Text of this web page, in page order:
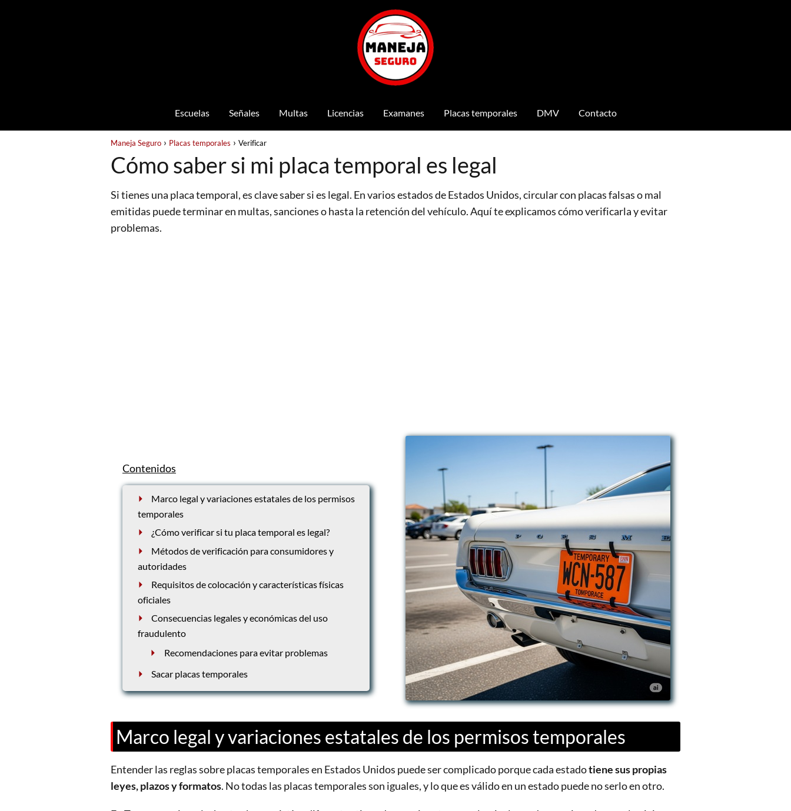
Escuelas Señales Multas Licencias Examanes Placas temporales DMV Contacto
Maneja Seguro Placas temporales Verificar
Cómo saber si mi placa temporal es legal
Si tienes una placa temporal, es clave saber si es legal. En varios estados de Estados Unidos, circular con placas falsas o mal
emitidas puede terminar en multas, sanciones o hasta la retención del vehículo. Aquí te explicamos cómo verificarla y evitar
problemas.
Contenidos
Marco legal y variaciones estatales de los permisos
temporales
¿Cómo verificar si tu placa temporal es legal?
Métodos de verificación para consumidores y
autoridades
Requisitos de colocación y características físicas
oficiales
Consecuencias legales y económicas del uso
fraudulento
Recomendaciones para evitar problemas
Sacar placas temporales
Marco legal y variaciones estatales de los permisos temporales
Entender las reglas sobre placas temporales en Estados Unidos puede ser complicado porque cada estadotiene sus propias
leyes, plazos y formatos. No todas las placas temporales son iguales, y lo que es válido en un estado puede no serlo en otro.